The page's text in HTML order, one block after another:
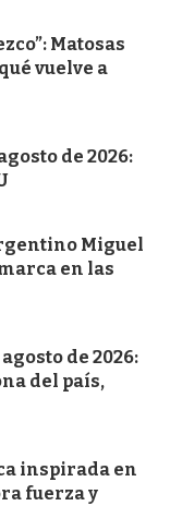
Matosas
vuelve a
de 2026:
Miguel
en las
de 2026:
del país,
inspirada en
fuerza y